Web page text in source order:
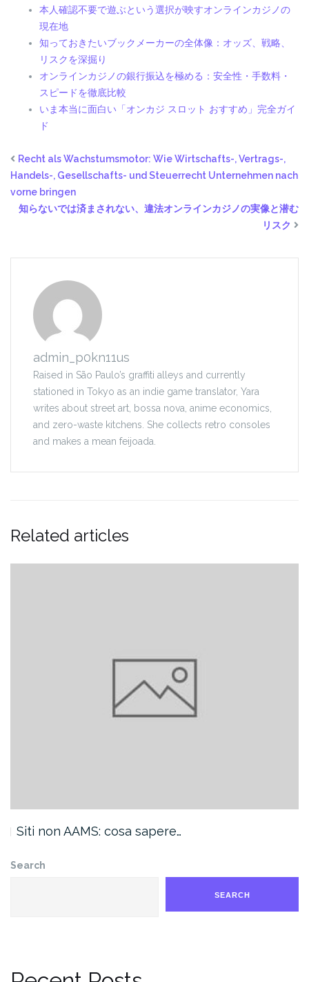
本人確認不要で遊ぶという選択が映すオンラインカジノの
現在地
知っておきたいブックメーカーの全体像：オッズ、戦略、
リスクを深掘り
オンラインカジノの銀行振込を極める：安全性・手数料・
スピードを徹底比較
いま本当に面白い「オンカジ スロット おすすめ」完全ガイ
ド
Recht als Wachstumsmotor: Wie Wirtschafts-, Vertrags-,
Handels-, Gesellschafts- und Steuerrecht Unternehmen nach
vorne bringen
知らないでは済まされない、違法オンラインカジノの実像と潜む
リスク
admin_p0kn11us
Raised in São Paulo’s graffiti alleys and currently
stationed in Tokyo as an indie game translator, Yara
writes about street art, bossa nova, anime economics,
and zero-waste kitchens. She collects retro consoles
and makes a mean feijoada.
Related articles
Siti non AAMS: cosa sapere…
Search
SEARCH